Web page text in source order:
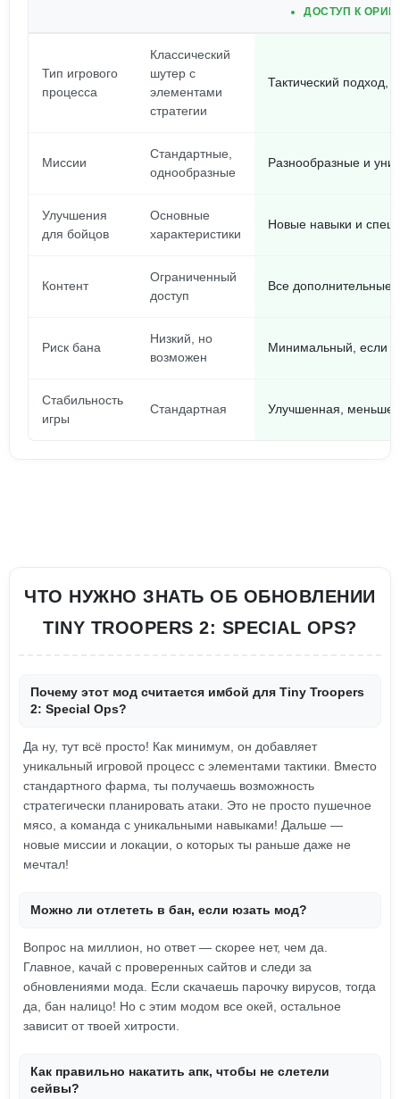
ДОСТУП К
Тип игрового
процесса
Классический
шутер с
элементами
стратегии
Тактический подход,
Миссии
Стандартные,
однообразные
Разнообразные и
Улучшения
для бойцов
Основные
характеристики
Новые навыки и
Контент
Ограниченный
доступ
Все дополнительные
Риск бана
Низкий, но
возможен
Минимальный, если
Стабильность
игры
Стандартная Улучшенная, меньше
ЧТО НУЖНО ЗНАТЬ ОБ ОБНОВЛЕНИИ
TINY TROOPERS 2: SPECIAL OPS?
Почему этот мод считается имбой для Tiny Troopers
2: Special Ops?
Да ну, тут всё просто! Как минимум, он добавляет
уникальный игровой процесс с элементами тактики. Вместо
стандартного фарма, ты получаешь возможность
стратегически планировать атаки. Это не просто пушечное
мясо, а команда с уникальными навыками! Дальше —
новые миссии и локации, о которых ты раньше даже не
мечтал!
Можно ли отлететь в бан, если юзать мод?
Вопрос на миллион, но ответ — скорее нет, чем да.
Главное, качай с проверенных сайтов и следи за
обновлениями мода. Если скачаешь парочку вирусов, тогда
да, бан налицо! Но с этим модом все окей, остальное
зависит от твоей хитрости.
Как правильно накатить апк, чтобы не слетели
сейвы?